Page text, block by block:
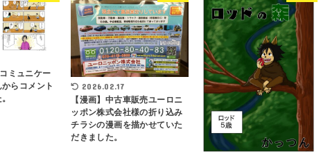
ミュニケー
らコメント
2026.02.17
【漫画】中古車販売ユーロニ
ッポン株式会社様の折り込み
チラシの漫画を描かせていた
だきました。